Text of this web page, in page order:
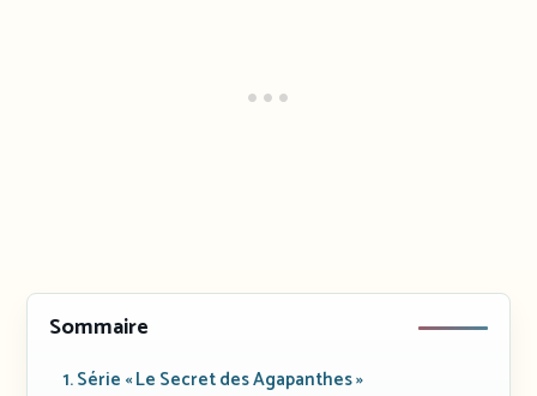
Sommaire
1. Série « Le Secret des Agapanthes »